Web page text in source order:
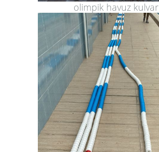
olimpik havuz kulvar